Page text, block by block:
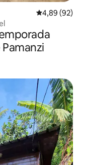
4,89 de uma
4,89 (92)